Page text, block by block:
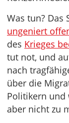
Was tun? Das
ungeniert
des Krieges
tut not, und
nach
über die
Politikern und
aber nicht zu